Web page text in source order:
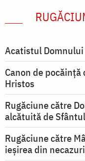
Acatistul
Canon de
Hristos
Rugăciune către
alcătuită de
Rugăciune către
ieşirea din necazuri